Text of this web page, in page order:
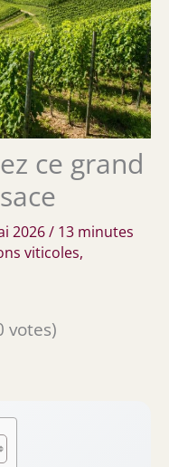
ce grand
2026/ 13 minutes
viticoles,
votes)